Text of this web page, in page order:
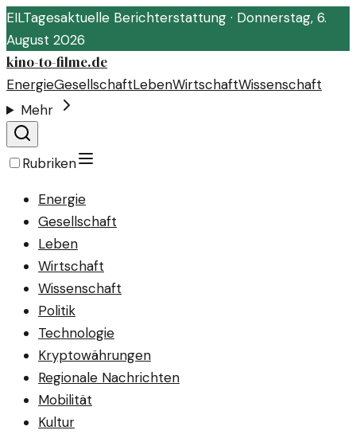
EILTagesaktuelle Berichterstattung · Donnerstag, 6.
August 2026
kino-to-filme.de
EnergieGesellschaftLebenWirtschaftWissenschaft
Mehr
Rubriken
Energie
Gesellschaft
Leben
Wirtschaft
Wissenschaft
Politik
Technologie
Kryptowährungen
Regionale Nachrichten
Mobilität
Kultur